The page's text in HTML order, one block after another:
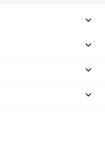



keyboard_arrow_down